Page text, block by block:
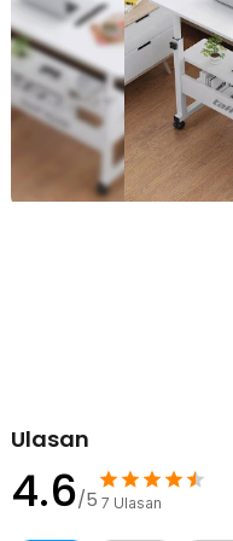
Kelengkapan Produk
Rincian yang Anda
1 x TaffHOME Meja
Layer 60x40cm - ND04
2 x Knob
4 x Roda
1 x Obeng
Ulasan
4.6/5 7 Ulasan